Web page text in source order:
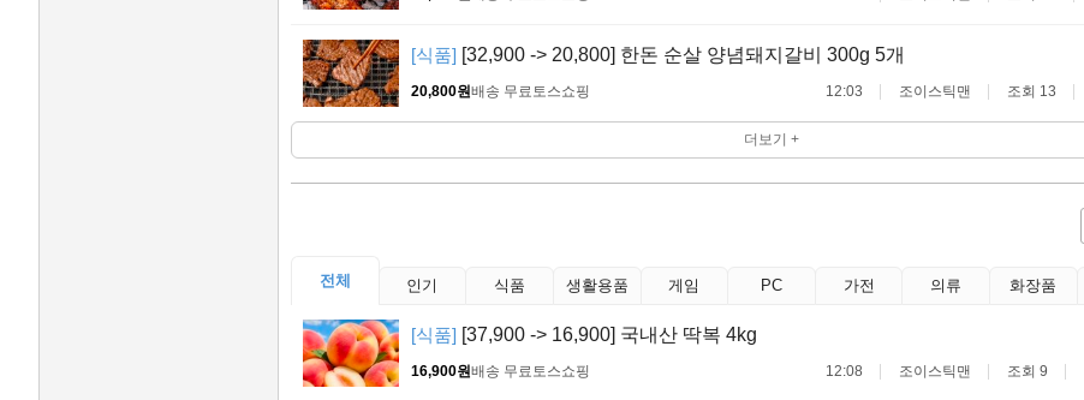
[식품] [32,900 -> 20,800] 한돈 순살 양념돼지갈비 300g 5개
20,800원배송 무료 토스쇼핑 12:03 조이스틱맨 조회 13
더보기 +
전체 인기 식품 생활용품 게임 PC 가전 의류 화장품
[식품] [37,900 -> 16,900] 국내산 딱복 4kg
16,900원배송 무료 토스쇼핑 12:08 조이스틱맨 조회 9